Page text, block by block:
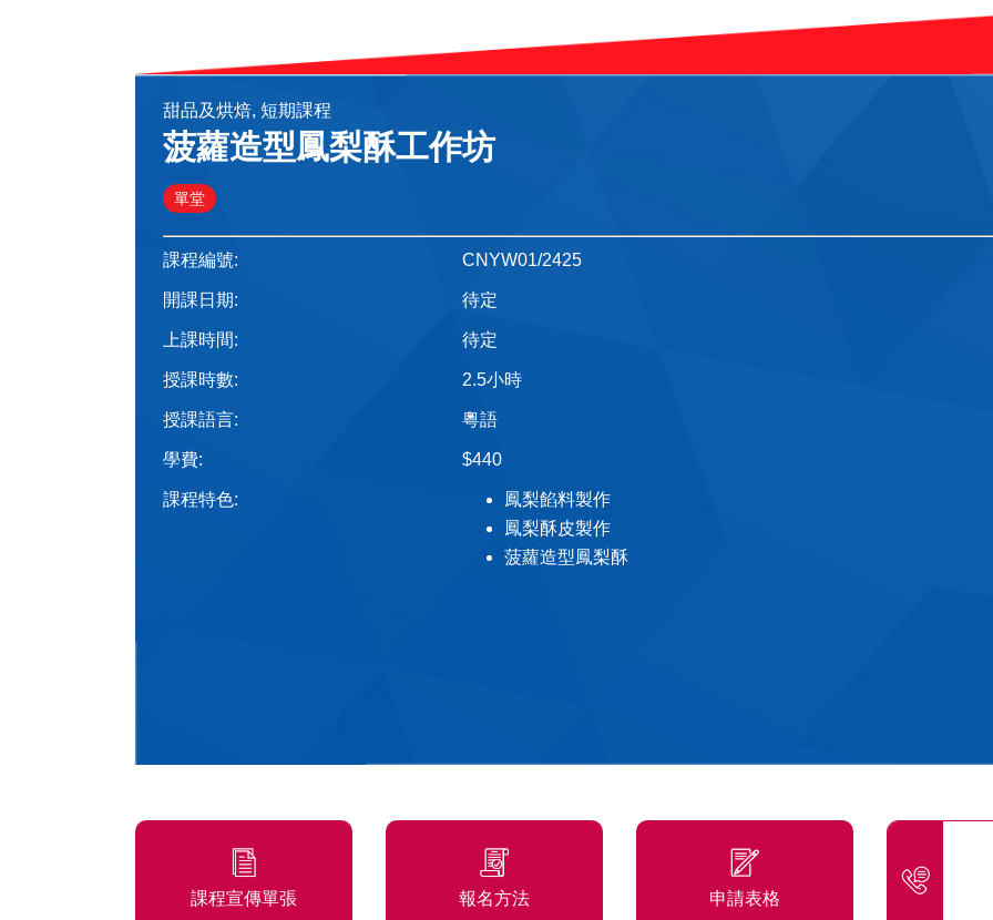
甜品及烘焙, 短期課程
菠蘿造型鳳梨酥工作坊
單堂
課程編號: CNYW01/2425
開課日期: 待定
上課時間: 待定
授課時數: 2.5小時
授課語言: 粵語
學費: $440
課程特色:
鳳梨餡料製作
鳳梨酥皮製作
菠蘿造型鳳梨酥
課程宣傳單張 報名方法 申請表格